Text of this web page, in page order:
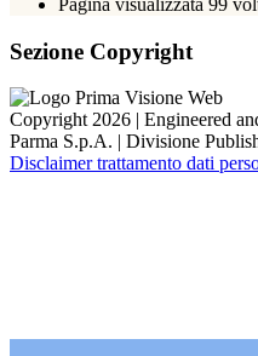
Pagina visualizzata 99
Sezione Copyright
Copyright 2026 | Engineered
Parma S.p.A. | Divisione
Disclaimer trattamento dati